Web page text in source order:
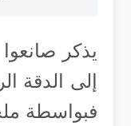
إلى الدقة